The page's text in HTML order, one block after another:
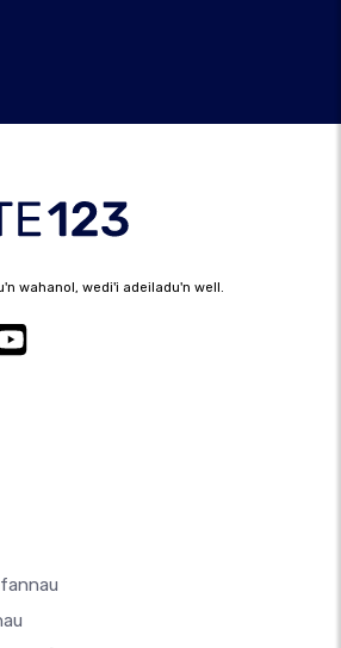
wahanol, wedi'i adeiladu'n well.